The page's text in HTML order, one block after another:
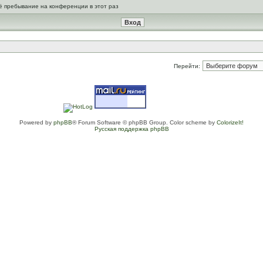
пребывание на конференции в этот раз
Перейти:
Powered by phpBB® Forum Software © phpBB Group. Color scheme by ColorizeIt!
Русская поддержка phpBB